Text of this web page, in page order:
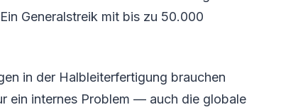
Generalstreik mit bis zu 50.000
in der Halbleiterfertigung brauchen
ein internes Problem — auch die globale